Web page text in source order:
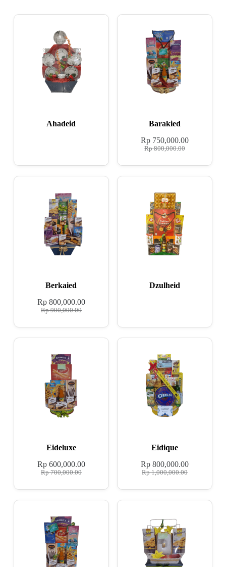
Ahadeid Barakied
Rp800,000.00
Rp 750,000.00
Berkaied
Rp900,000.00
Rp800,000.00
Dzulheid
Eideluxe
Rp700,000.00
Rp600,000.00
Eidique
Rp1,000,000.00
Rp 800,000.00